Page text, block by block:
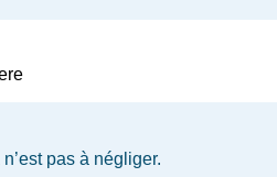
pas à négliger.